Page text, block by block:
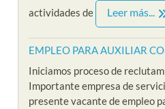
actividades de
Leer más...
EMPLEO PARA AUXILIAR
Iniciamos proceso de
Importante empresa de
presente vacante de empleo